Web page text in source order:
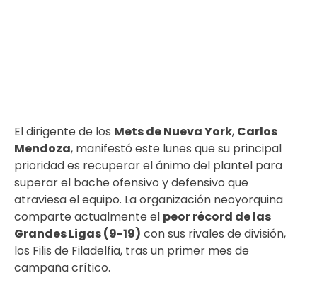
El dirigente de los Mets de Nueva York, Carlos
Mendoza, manifestó este lunes que su principal
prioridad es recuperar el ánimo del plantel para
superar el bache ofensivo y defensivo que
atraviesa el equipo. La organización neoyorquina
comparte actualmente el peor récord de las
Grandes Ligas (9-19) con sus rivales de división,
los Filis de Filadelfia, tras un primer mes de
campaña crítico.